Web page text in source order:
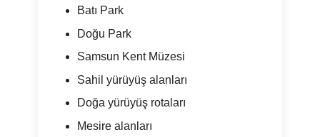
Batı Park
Doğu Park
Samsun Kent Müzesi
Sahil yürüyüş alanları
Doğa yürüyüş rotaları
Mesire alanları